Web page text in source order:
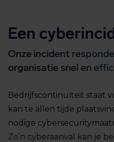
Een
Onze incident
organisatie snel en
Bedrijfscontinuïteit staat
kan te allen tijde
nodige
Zo’n cyberaanval kan je